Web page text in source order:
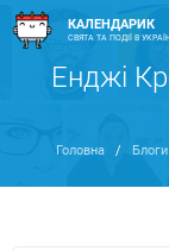
КАЛЕНДАРИК
СВЯТА ТА ПОДІЇ В УКРАЇНІ
Енджі
Головна / Блоги